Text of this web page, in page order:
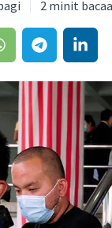
2 minit